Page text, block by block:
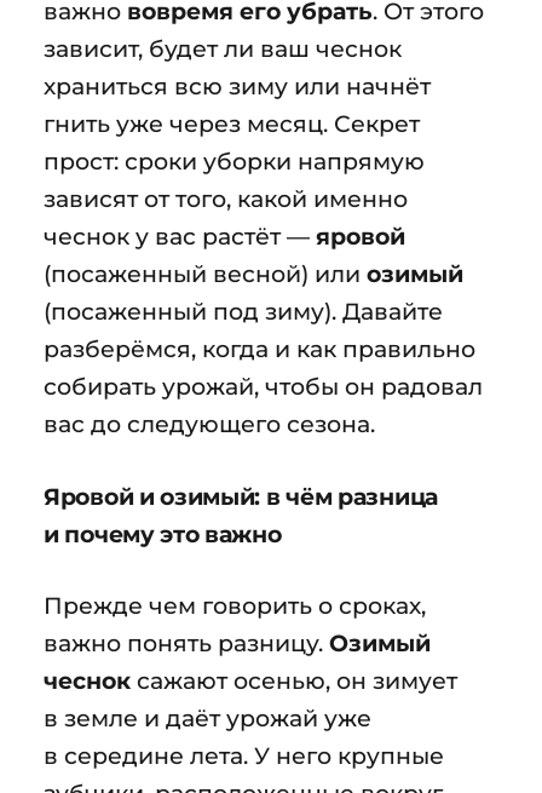
важно вовремя его убрать. От этого
зависит, будет ли ваш чеснок
храниться всю зиму или начнёт
гнить уже через месяц. Секрет
прост: сроки уборки напрямую
зависят от того, какой именно
чеснок у вас растёт — яровой
(посаженный весной) или озимый
(посаженный под зиму). Давайте
разберёмся, когда и как правильно
собирать урожай, чтобы он радовал
вас до следующего сезона.
Яровой и озимый: в чём разница
и почему это важно
Прежде чем говорить о сроках,
важно понять разницу. Озимый
чеснок сажают осенью, он зимует
в земле и даёт урожай уже
в середине лета. У него крупные